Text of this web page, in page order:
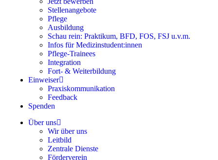
Stellenangebote
Pflege
Ausbildung
Schau rein: Praktikum, BFD, FOS, FSJ u.v.m.
Infos für Medizinstudent:innen
Pflege-Trainees
Integration
Fort- & Weiterbildung
Einweiser
Praxiskommunikation
Feedback
Spenden
Über uns
Wir über uns
Leitbild
Zentrale Dienste
Förderverein